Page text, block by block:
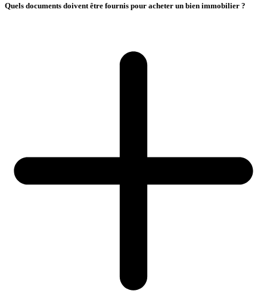
Quels documents doivent être fournis pour acheter un bien immobilier ?